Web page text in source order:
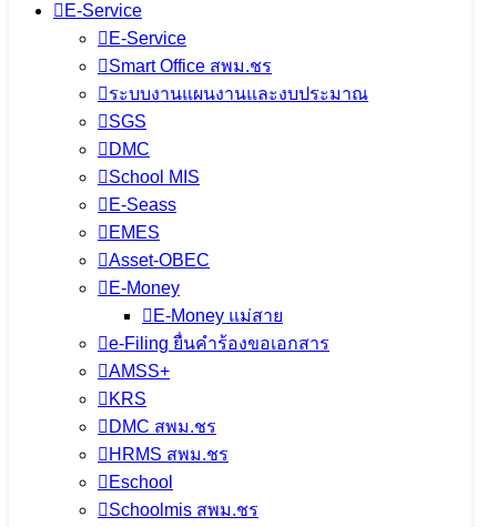
E-Service
E-Service
Smart Office สพม.ชร
ระบบงานแผนงานและงบประมาณ
SGS
DMC
School MIS
E-Seass
EMES
Asset-OBEC
E-Money
E-Money แม่สาย
e-Filing ยื่นคำร้องขอเอกสาร
AMSS+
KRS
DMC สพม.ชร
HRMS สพม.ชร
Eschool
Schoolmis สพม.ชร
เนื้อหาอื่นๆ